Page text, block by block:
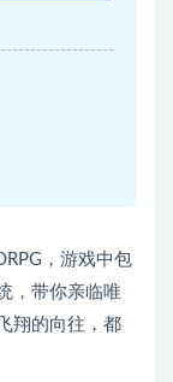
，游戏中包
，带你亲临唯
翔的向往，都